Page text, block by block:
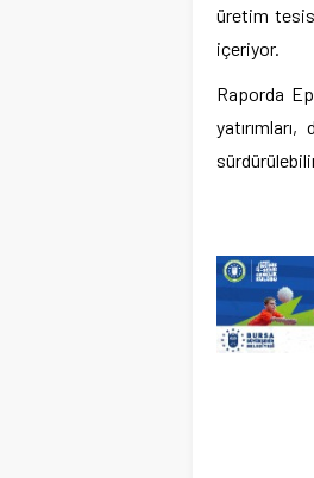
üretim
içeriyor.
Raporda